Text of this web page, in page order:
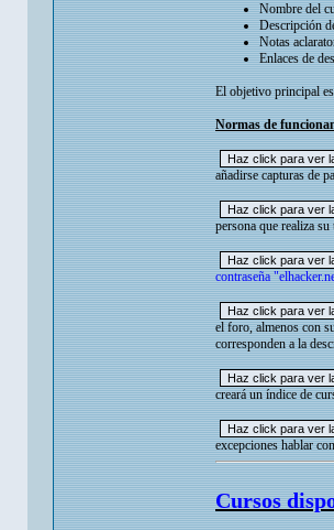
Nombre del
Descripción
Notas
Enlaces de
El objetivo principal
Normas de
añadirse capturas de
persona que realiza
contraseña
el foro, almenos con
corresponden a la
creará un índice de
excepciones hablar
Cursos